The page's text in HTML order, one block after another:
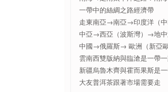
一帶中的絲綢之路經濟帶
走東南亞→南亞→印度洋（中
中亞→西亞（波斯灣）→地中
中國→俄羅斯→ 歐洲（新亞歐
雲南西雙版納與臨滄是一帶
新疆烏魯木齊與霍而果斯是
大友普洱茶跟著市場需要走